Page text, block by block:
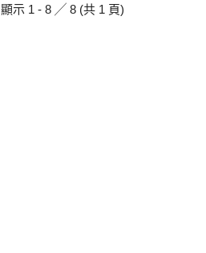
顯示 1 - 8 ╱ 8 (共 1 頁)